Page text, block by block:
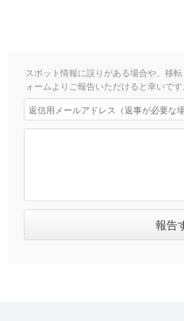
スポット情報に誤りがある場合や、移
ォームよりご報告いただけると幸いです